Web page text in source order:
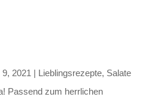
9, 2021 | Lieblingsrezepte, Salate
Passend zum herrlichen